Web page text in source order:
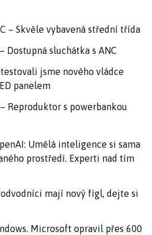
– Skvěle vybavená střední třída
Dostupná sluchátka s ANC
jsme nového vládce
panelem
– Reproduktor s powerbankou
Umělá inteligence si sama
prostředí. Experti nad tím
mají nový fígl, dejte si
Microsoft opravil přes 600